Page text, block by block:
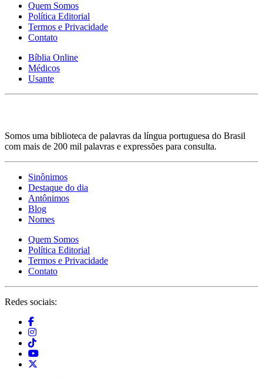
Quem Somos
Política Editorial
Termos e Privacidade
Contato
Bíblia Online
Médicos
Usante
Somos uma biblioteca de palavras da língua portuguesa do Brasil
com mais de 200 mil palavras e expressões para consulta.
Sinônimos
Destaque do dia
Antônimos
Blog
Nomes
Quem Somos
Política Editorial
Termos e Privacidade
Contato
Redes sociais: